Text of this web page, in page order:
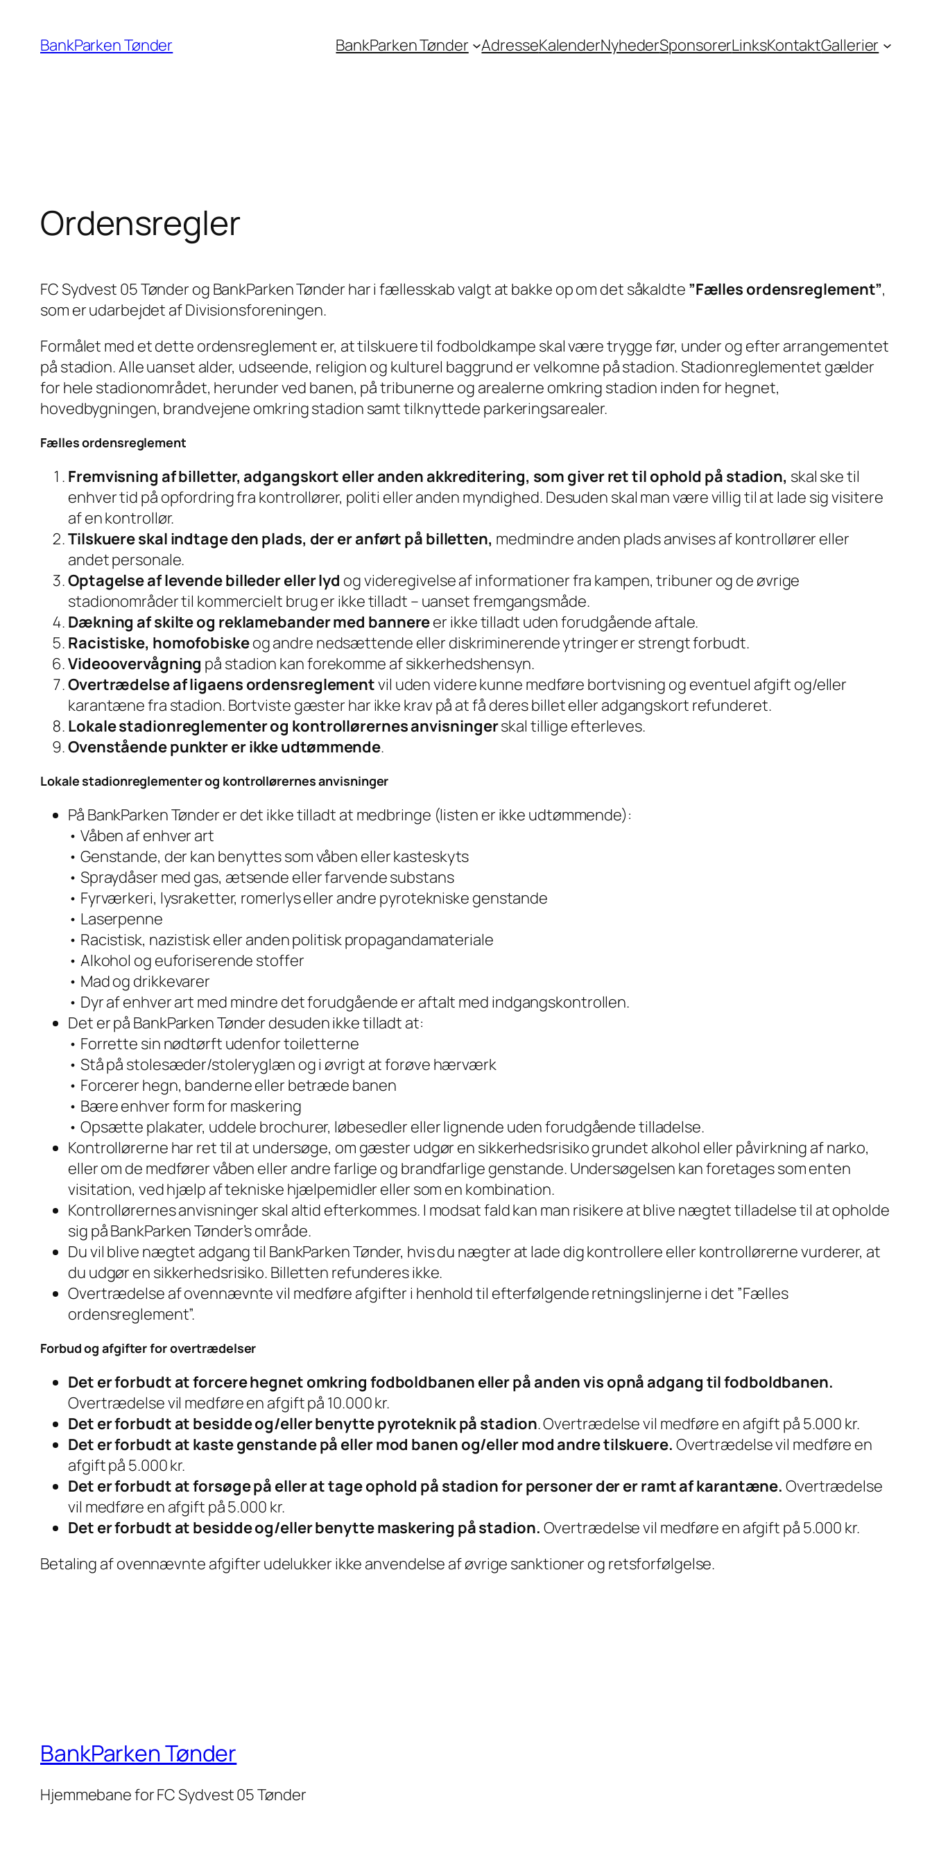
indhold
BankParken Tønder BankParken Tønder AdresseKalenderNyhederSponsorerLinksKontaktGallerier
Ordensregler
FC Sydvest 05 Tønder og BankParken Tønder har i fællesskab valgt at bakke op om det såkaldte ”Fælles ordensreglement”,
som er udarbejdet af Divisionsforeningen.
Formålet med et dette ordensreglement er, at tilskuere til fodboldkampe skal være trygge før, under og efter arrangementet
på stadion. Alle uanset alder, udseende, religion og kulturel baggrund er velkomne på stadion. Stadionreglementet gælder
for hele stadionområdet, herunder ved banen, på tribunerne og arealerne omkring stadion inden for hegnet,
hovedbygningen, brandvejene omkring stadion samt tilknyttede parkeringsarealer.
Fælles ordensreglement
Fremvisning af billetter, adgangskort eller anden akkreditering, som giver ret til ophold på stadion, skal ske til
enhver tid på opfordring fra kontrollører, politi eller anden myndighed. Desuden skal man være villig til at lade sig visitere
af en kontrollør.
Tilskuere skal indtage den plads, der er anført på billetten, medmindre anden plads anvises af kontrollører eller
andet personale.
Optagelse af levende billeder eller lyd og videregivelse af informationer fra kampen, tribuner og de øvrige
stadionområder til kommercielt brug er ikke tilladt – uanset fremgangsmåde.
Dækning af skilte og reklamebander med bannereer ikke tilladt uden forudgående aftale.
Racistiske, homofobiskeog andre nedsættende eller diskriminerende ytringer er strengt forbudt.
Videoovervågning på stadion kan forekomme af sikkerhedshensyn.
Overtrædelse af ligaens ordensreglementvil uden videre kunne medføre bortvisning og eventuel afgift og/eller
karantæne fra stadion. Bortviste gæster har ikke krav på at få deres billet eller adgangskort refunderet.
Lokale stadionreglementer og kontrollørernes anvisningerskal tillige efterleves.
Ovenstående punkter er ikke udtømmende.
Lokale stadionreglementer og kontrollørernes anvisninger
På BankParken Tønder er det ikke tilladt at medbringe (listen er ikke udtømmende):
• Våben af enhver art
• Genstande, der kan benyttes som våben eller kasteskyts
• Spraydåser med gas, ætsende eller farvende substans
• Fyrværkeri, lysraketter, romerlys eller andre pyrotekniske genstande
• Laserpenne
• Racistisk, nazistisk eller anden politisk propagandamateriale
• Alkohol og euforiserende stoffer
• Mad og drikkevarer
• Dyr af enhver art med mindre det forudgående er aftalt med indgangskontrollen.
Det er på BankParken Tønder desuden ikke tilladt at:
• Forrette sin nødtørft udenfor toiletterne
• Stå på stolesæder/stoleryglæn og i øvrigt at forøve hærværk
• Forcerer hegn, banderne eller betræde banen
• Bære enhver form for maskering
• Opsætte plakater, uddele brochurer, løbesedler eller lignende uden forudgående tilladelse.
Kontrollørerne har ret til at undersøge, om gæster udgør en sikkerhedsrisiko grundet alkohol eller påvirkning af narko,
eller om de medfører våben eller andre farlige og brandfarlige genstande. Undersøgelsen kan foretages som enten
visitation, ved hjælp af tekniske hjælpemidler eller som en kombination.
Kontrollørernes anvisninger skal altid efterkommes. I modsat fald kan man risikere at blive nægtet tilladelse til at opholde
sig på BankParken Tønder’s område.
Du vil blive nægtet adgang til BankParken Tønder, hvis du nægter at lade dig kontrollere eller kontrollørerne vurderer, at
du udgør en sikkerhedsrisiko. Billetten refunderes ikke.
Overtrædelse af ovennævnte vil medføre afgifter i henhold til efterfølgende retningslinjerne i det ”Fælles
ordensreglement”.
Forbud og afgifter for overtrædelser
Det er forbudt at forcere hegnet omkring fodboldbanen eller på anden vis opnå adgang til fodboldbanen.
Overtrædelse vil medføre en afgift på 10.000 kr.
Det er forbudt at besidde og/eller benytte pyroteknik på stadion. Overtrædelse vil medføre en afgift på 5.000 kr.
Det er forbudt at kaste genstande på eller mod banen og/eller mod andre tilskuere. Overtrædelse vil medføre en
afgift på 5.000 kr.
Det er forbudt at forsøge på eller at tage ophold på stadion for personer der er ramt af karantæne. Overtrædelse
vil medføre en afgift på 5.000 kr.
Det er forbudt at besidde og/eller benytte maskering på stadion. Overtrædelse vil medføre en afgift på 5.000 kr.
Betaling af ovennævnte afgifter udelukker ikke anvendelse af øvrige sanktioner og retsforfølgelse.
BankParken Tønder
Hjemmebane for FC Sydvest 05 Tønder